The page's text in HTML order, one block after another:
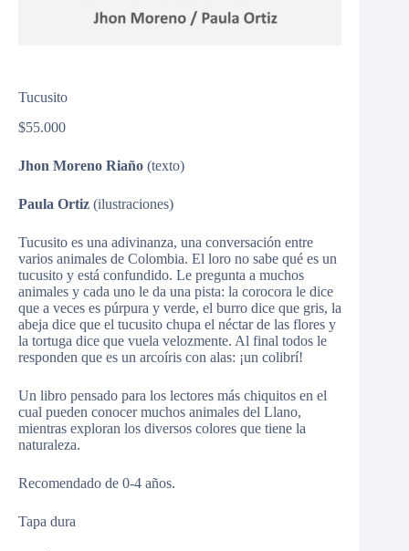
Tucusito
$55.000
Jhon Moreno Riaño (texto)
Paula Ortiz (ilustraciones)
Tucusito es una adivinanza, una conversación entre
varios animales de Colombia. El loro no sabe qué es un
tucusito y está confundido. Le pregunta a muchos
animales y cada uno le da una pista: la corocora le dice
que a veces es púrpura y verde, el burro dice que gris, la
abeja dice que el tucusito chupa el néctar de las flores y
la tortuga dice que vuela velozmente. Al final todos le
responden que es un arcoíris con alas: ¡un colibrí!
Un libro pensado para los lectores más chiquitos en el
cual pueden conocer muchos animales del Llano,
mientras exploran los diversos colores que tiene la
naturaleza.
Recomendado de 0-4 años.
Tapa dura